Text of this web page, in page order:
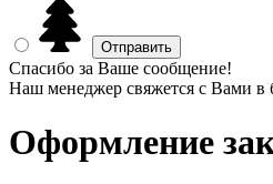
Спасибо за Ваше сообщение!
Наш менеджер свяжется с Вами в
Оформление